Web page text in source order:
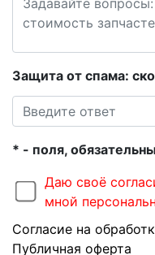
Защита от спама:
* - поля,
Даю своё
мной
Согласие на
Публичная оферта